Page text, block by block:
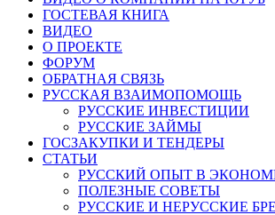
ГОСТЕВАЯ КНИГА
ВИДЕО
О ПРОЕКТЕ
ФОРУМ
ОБРАТНАЯ СВЯЗЬ
РУССКАЯ ВЗАИМОПОМОЩЬ
РУССКИЕ ИНВЕСТИЦИИ
РУССКИЕ ЗАЙМЫ
ГОСЗАКУПКИ И ТЕНДЕРЫ
СТАТЬИ
РУССКИЙ ОПЫТ В
ПОЛЕЗНЫЕ СОВЕТЫ
РУССКИЕ И НЕРУССКИЕ